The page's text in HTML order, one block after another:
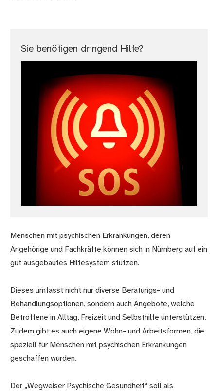
Menschen mit psychischen Erkrankungen, deren
Angehörige und Fachkräfte können sich in Nürnberg auf ein
gut ausgebautes Hilfesystem stützen.
Dieses umfasst nicht nur diverse Beratungs- und
Behandlungsoptionen, sondern auch Angebote, welche
Betroffene in Alltag, Freizeit und Selbsthilfe unterstützen.
Zudem gibt es auch eigene Wohn- und Arbeitsformen, die
speziell für Menschen mit psychischen Erkrankungen
geschaffen wurden.
Der „Wegweiser Psychische Gesundheit“ soll als
Sie benötigen dringend Hilfe?